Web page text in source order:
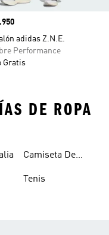
adidas Z.N.E.
Performance
Gratis
DE ROPA
Camiseta De
Tenis